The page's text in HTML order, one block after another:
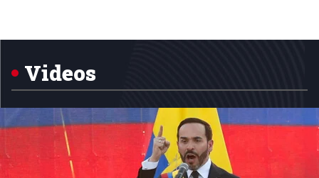
5
Videos